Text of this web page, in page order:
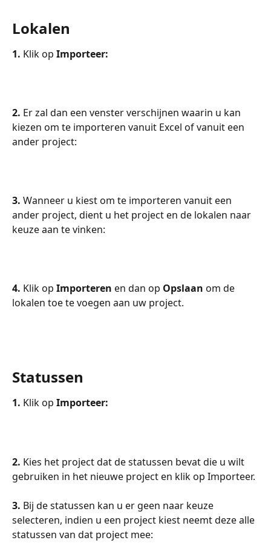
Lokalen
1. Klik op Importeer:
2. Er zal dan een venster verschijnen waarin u kan
kiezen om te importeren vanuit Excel of vanuit een
ander project:
3. Wanneer u kiest om te importeren vanuit een
ander project, dient u het project en de lokalen naar
keuze aan te vinken:
4. Klik op Importeren en dan op Opslaan om de
lokalen toe te voegen aan uw project.
Statussen
1. Klik op Importeer:
2. Kies het project dat de statussen bevat die u wilt
gebruiken in het nieuwe project en klik op Importeer.
3. Bij de statussen kan u er geen naar keuze
selecteren, indien u een project kiest neemt deze alle
statussen van dat project mee: